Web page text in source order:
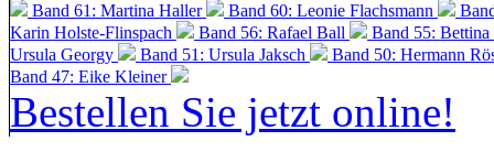
Band 61: Martina Haller
Band 60: Leonie Flachsmann
Karin Holste-Flinspach
Band 56: Rafael Ball
Band 55:
Ursula Georgy
Band 51: Ursula Jaksch Band 50: Hermann
Band 47: Eike Kleiner
Bestellen Sie jetzt online!